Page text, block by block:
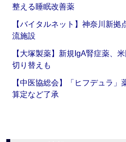
整える睡眠改善薬
【バイタルネット】神奈川新拠
流施設
【大塚製薬】新規IgA腎症薬、
切り替えも
【中医協総会】「ヒフデュラ」
算定など了承